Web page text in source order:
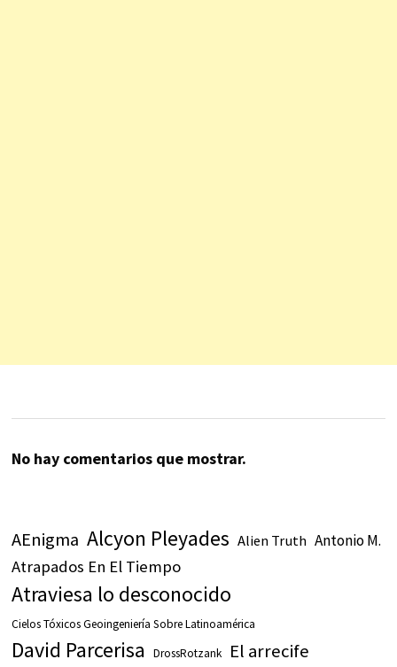
No hay comentarios que mostrar.
AEnigma Alcyon Pleyades Alien Truth Antonio M.
Atrapados En El Tiempo
Atraviesa lo desconocido
Cielos Tóxicos Geoingeniería Sobre Latinoamérica
David Parcerisa DrossRotzank El arrecife